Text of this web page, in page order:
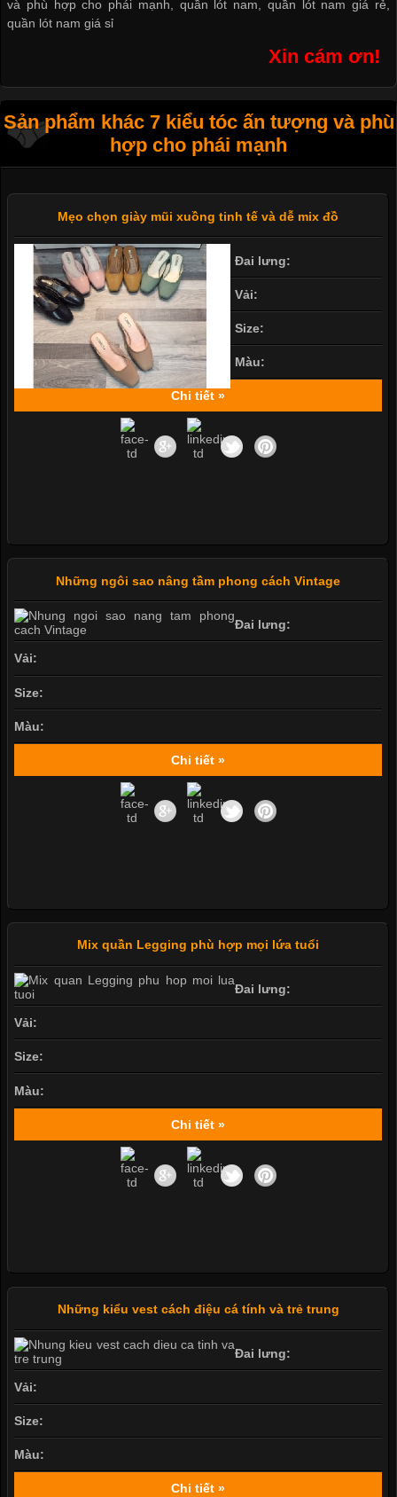
và phù hợp cho phái mạnh quần lót nam quần lót nam giá rẻ
quần lót nam giá sỉ
Xin cám ơn!
Sản phẩm khác 7 kiểu tóc ấn tượng và phù
hợp cho phái mạnh
Mẹo chọn giày mũi xuồng tinh tế và dễ mix đồ
Đai lưng:
Vải:
Size:
Màu:
Chi tiết »
Những ngôi sao nâng tầm phong cách Vintage
Đai lưng:
Vải:
Size:
Màu:
Chi tiết »
Mix quần Legging phù hợp mọi lứa tuổi
Đai lưng:
Vải:
Size:
Màu:
Chi tiết »
Những kiểu vest cách điệu cá tính và trẻ trung
Đai lưng:
Vải:
Size:
Màu:
Chi tiết »